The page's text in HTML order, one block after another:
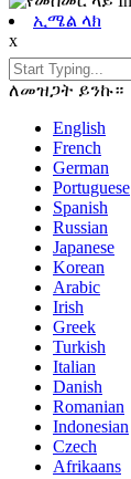
ኢሜል ላክ
x
ለመዝጋት ይንኩ።
English
French
German
Portuguese
Spanish
Russian
Japanese
Korean
Arabic
Irish
Greek
Turkish
Italian
Danish
Romanian
Indonesian
Czech
Afrikaans